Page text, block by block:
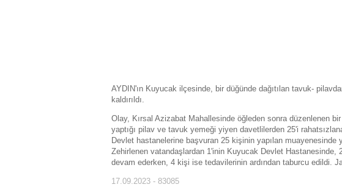
AYDIN'ın Kuyucak ilçesinde, bir düğünde dağıtılan tavuk-
kaldırıldı.
Olay, Kırsal Azizabat Mahallesinde öğleden sonra düzenlenen
yaptığı pilav ve tavuk yemeği yiyen davetlilerden 25'i
Devlet hastanelerine başvuran 25 kişinin yapılan
Zehirlenen vatandaşlardan 1'inin Kuyucak Devlet
devam ederken, 4 kişi ise tedavilerinin ardından taburcu edildi.
17.09.2023 - 83085